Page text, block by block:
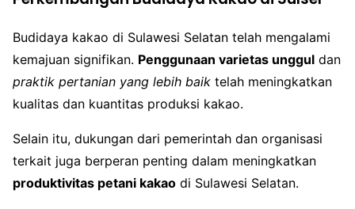
Budidaya kakao di Sulawesi Selatan telah mengalami
kemajuan signifikan. Penggunaan varietas unggul dan
praktik pertanian yang lebih baik telah meningkatkan
kualitas dan kuantitas produksi kakao.
Selain itu, dukungan dari pemerintah dan organisasi
terkait juga berperan penting dalam meningkatkan
produktivitas petani kakao di Sulawesi Selatan.